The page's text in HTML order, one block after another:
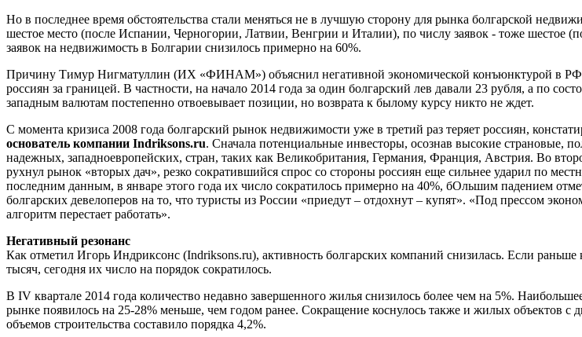
Но в последнее время обстоятельства стали меняться не в лучшую сторону для рынка болгарской
шестое место (после Испании, Черногории, Латвии, Венгрии и Италии), по числу заявок - тоже
заявок на недвижимость в Болгарии снизилось примерно на 60%.
Причину Тимур Нигматуллин (ИХ «ФИНАМ») объяснил негативной экономической конъюнктурой в РФ.
россиян за границей. В частности, на начало 2014 года за один болгарский лев давали 23 рубля, а по
западным валютам постепенно отвоевывает позиции, но возврата к былому курсу никто не ждет.
С момента кризиса 2008 года болгарский рынок недвижимости уже в третий раз теряет россиян,
основатель компании Indriksons.ru. Сначала потенциальные инвесторы, осознав высокие страновые,
надежных, западноевропейских, стран, таких как Великобритания, Германия, Франция, Австрия. Во
рухнул рынок «вторых дач», резко сократившийся спрос со стороны россиян еще сильнее ударил по
последним данным, в январе этого года их число сократилось примерно на 40%, бОльшим падением
болгарских девелоперов на то, что туристы из России «приедут – отдохнут – купят». «Под прессом
алгоритм перестает работать».
Негативный резонанс
Как отметил Игорь Индриксонс (Indriksons.ru), активность болгарских компаний снизилась. Если
тысяч, сегодня их число на порядок сократилось.
В IV квартале 2014 года количество недавно завершенного жилья снизилось более чем на 5%.
рынке появилось на 25-28% меньше, чем годом ранее. Сокращение коснулось также и жилых объектов с
объемов строительства составило порядка 4,2%.